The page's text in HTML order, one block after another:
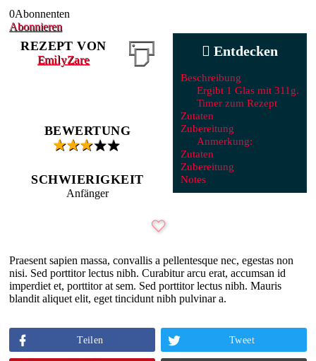
0Abonnenten
Abonnieren
Entdecken
Beschreibung
Ergibt 1 Glas mit 311g.
Timer zum Rezept
Zutaten
Zubereitung
Anmerkung:
Zutaten
Zubereitung
Notes
REZEPT VON
EmilyZare
BEWERTUNG
SCHWIERIGKEIT
Anfänger
Praesent sapien massa, convallis a pellentesque nec, egestas non
nisi. Sed porttitor lectus nibh. Curabitur arcu erat, accumsan id
imperdiet et, porttitor at sem. Sed porttitor lectus nibh. Mauris
blandit aliquet elit, eget tincidunt nibh pulvinar a.
Teilen Tweet